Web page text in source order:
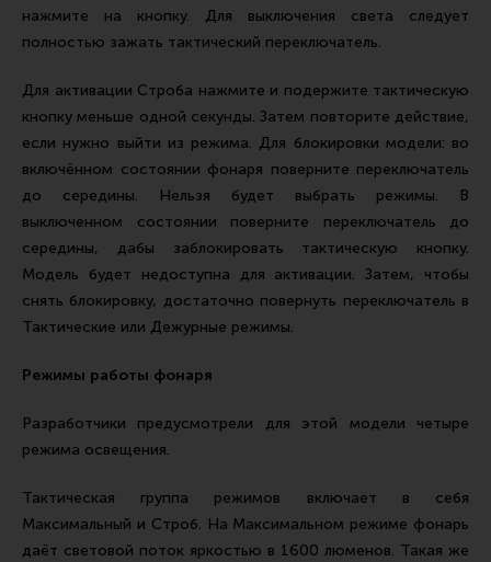
нажмите на кнопку. Для выключения света следует
полностью зажать тактический переключатель.
Для активации Строба нажмите и подержите тактическую
кнопку меньше одной секунды. Затем повторите действие,
если нужно выйти из режима. Для блокировки модели: во
включённом состоянии фонаря поверните переключатель
до середины. Нельзя будет выбрать режимы. В
выключенном состоянии поверните переключатель до
середины, дабы заблокировать тактическую кнопку.
Модель будет недоступна для активации. Затем, чтобы
снять блокировку, достаточно повернуть переключатель в
Тактические или Дежурные режимы.
Режимы работы фонаря
Разработчики предусмотрели для этой модели четыре
режима освещения.
Тактическая группа режимов включает в себя
Максимальный и Строб. На Максимальном режиме фонарь
даёт световой поток яркостью в 1600 люменов. Такая же